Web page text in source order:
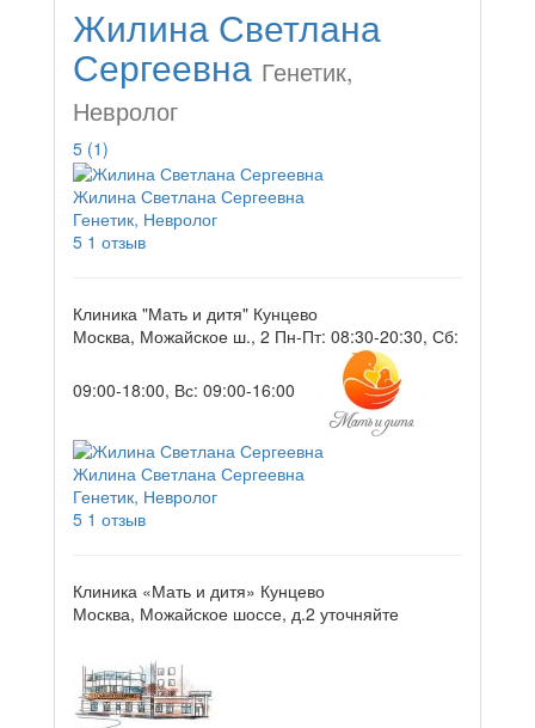
Жилина Светлана
Сергеевна Генетик,
Невролог
5 (1)
Жилина Светлана Сергеевна
Генетик, Невролог
5 1 отзыв
Клиника "Мать и дитя" Кунцево
Москва, Можайское ш., 2 Пн-Пт: 08:30-20:30, Сб:
09:00-18:00, Вс: 09:00-16:00
Жилина Светлана Сергеевна
Генетик, Невролог
5 1 отзыв
Клиника «Мать и дитя» Кунцево
Москва, Можайское шоссе, д.2 уточняйте